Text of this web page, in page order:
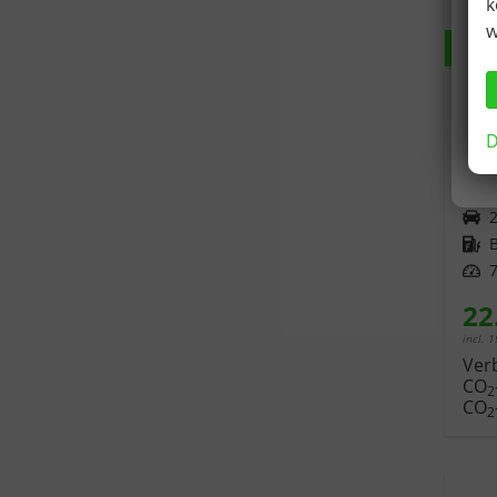
Fahrzeugnr.
Kraftstoff
Leistung
incl.
CO2
CO2